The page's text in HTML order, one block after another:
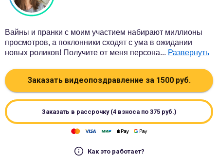
Вайны и пранки с моим участием набирают миллионы
просмотров, а поклонники сходят с ума в ожидании
новых роликов! Получите от меня персона... Развернуть
Заказать видеопоздравление за 1500 руб.
Заказать в рассрочку (4 взноса по 375руб.)
Как это работает?